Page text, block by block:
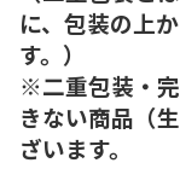
に、包装の上
す。）
※二重包装・
きない商品（
ざいます。